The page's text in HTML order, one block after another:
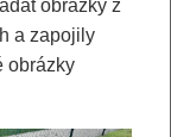
obrázky z
a zapojily
obrázky